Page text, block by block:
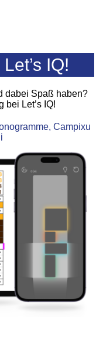
IQ!
dabei Spaß haben?
bei Let’s IQ!
Campixu